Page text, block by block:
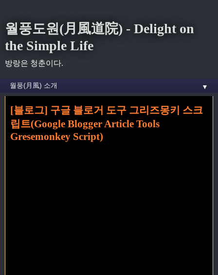
월풍도원(月風道院) - Delight on
the Simple Life
방랑은 청춘이다.
▼
» 그리즈몽키 꼬리가 달린 글
[블로그] 구글 블로거 도구 그리즈몽키 스크
립트(Google Blogger Article Tools
Gresemonkey Script)